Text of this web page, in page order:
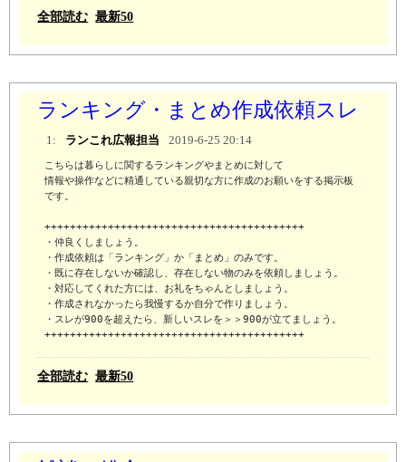
全部読む 最新50
ランキング・まとめ作成依頼スレ
1: ランこれ広報担当 2019-6-25 20:14
こちらは暮らしに関するランキングやまとめに対して
情報や操作などに精通している親切な方に作成のお願いをする掲示板
です。
+++++++++++++++++++++++++++++++++++++++++
・仲良くしましょう。
・作成依頼は「ランキング」か「まとめ」のみです。
・既に存在しないか確認し、存在しない物のみを依頼しましょう。
・対応してくれた方には、お礼をちゃんとしましょう。
・作成されなかったら我慢するか自分で作りましょう。
・スレが900を超えたら、新しいスレを＞＞900が立てましょう。
+++++++++++++++++++++++++++++++++++++++++
全部読む 最新50